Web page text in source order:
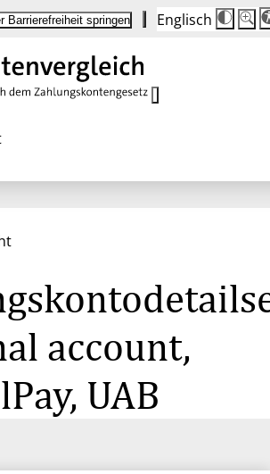
Barrierefreiheit springen Englisch
Die
auf
100
100
account,
UAB